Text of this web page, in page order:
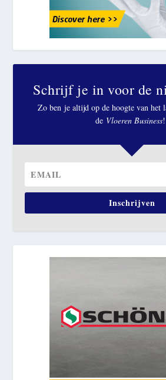
Schrijf je in voor de
Zo ben je altijd op de hoogte van het
de Vloeren Business!
Inschrijven